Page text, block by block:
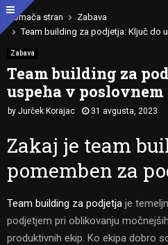
Domača stran
Zabava
Team building za podjetja: Ključ do
Zabava
Team building za
uspeha v
by Jurček Korajac 31 avgusta, 2023
Zakaj je team
pomemben za
Team building za podjetja je
podjetjem pri oblikovanju
produktivnih ekip. Ko ekipa dobro